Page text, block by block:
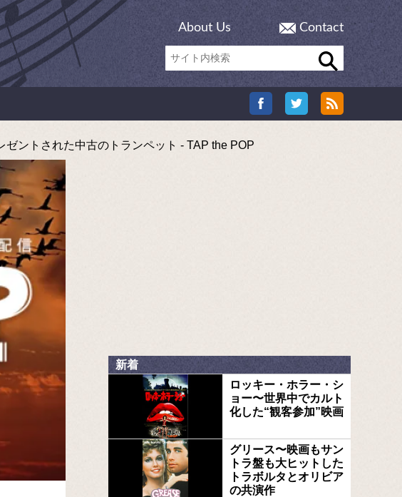
About Us Contact
ントされた中古のトランペット - TAP the POP
新着
ロッキー・ホラー・シ
ョー〜世界中でカルト
化した“観客参加”映画
グリース〜映画もサン
トラ盤も大ヒットした
トラボルタとオリビア
の共演作